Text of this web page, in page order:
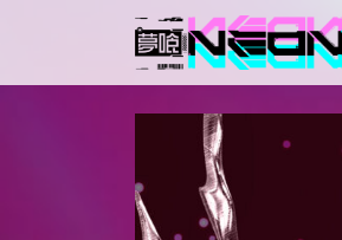
メインナビゲーション